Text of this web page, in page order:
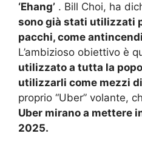
‘Ehang’ . Bill Choi, ha
sono già stati utilizzati
pacchi, come
L’ambizioso obiettivo è
utilizzato a tutta la
utilizzarli come mezzi
proprio “Uber” volante,
Uber mirano a mettere
2025.